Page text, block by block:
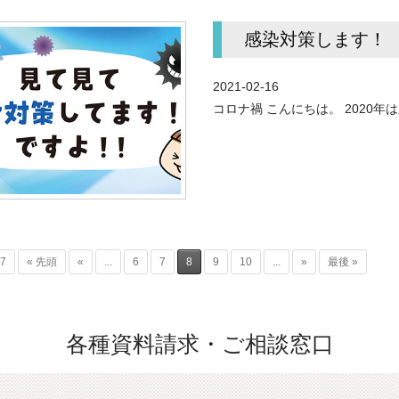
感染対策します！
2021-02-16
コロナ禍 こんにちは。 2020年
« 先頭 « ... 6 7 8 9 10 ... » 最後 »
各種資料請求・ご相談窓口